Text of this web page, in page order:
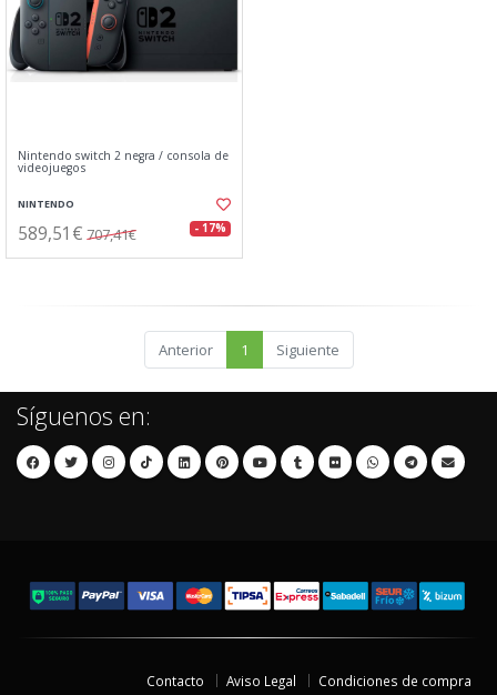
Nintendo switch 2 negra / consola de
videojuegos
NINTENDO
589,51€ 707,41€ - 17%
Anterior 1 Siguiente
Síguenos en:
Contacto Aviso Legal Condiciones de compra